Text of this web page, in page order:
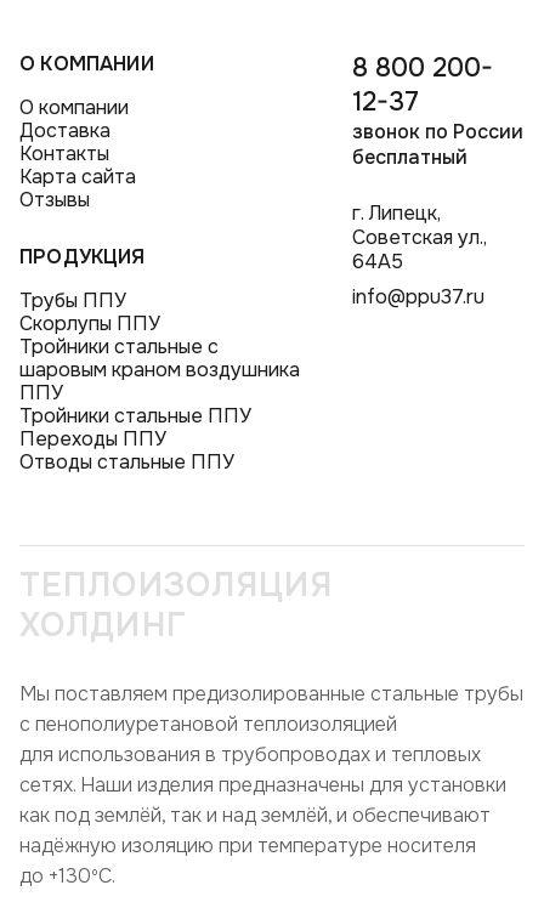
О КОМПАНИИ
О компании
Доставка
Контакты
Карта сайта
Отзывы
ПРОДУКЦИЯ
Трубы ППУ
Скорлупы ППУ
Тройники стальные с
шаровым краном воздушника
ППУ
Тройники стальные ППУ
Переходы ППУ
Отводы стальные ППУ
8 800 200-
12-37
звонок по России
бесплатный
г. Липецк,
Советская ул.,
64А5
info@ppu37.ru
ТЕПЛОИЗОЛЯЦИЯ
ХОЛДИНГ
Мы поставляем предизолированные стальные трубы
с пенополиуретановой теплоизоляцией
для использования в трубопроводах и тепловых
сетях. Наши изделия предназначены для установки
как под землёй, так и над землёй, и обеспечивают
надёжную изоляцию при температуре носителя
до +130ºC.